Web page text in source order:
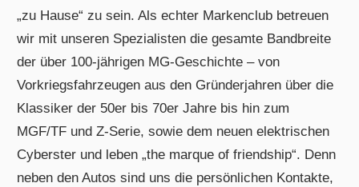
„zu Hause“ zu sein. Als echter Markenclub betreuen
wir mit unseren Spezialisten die gesamte Bandbreite
der über 100-jährigen MG-Geschichte – von
Vorkriegsfahrzeugen aus den Gründerjahren über die
Klassiker der 50er bis 70er Jahre bis hin zum
MGF/TF und Z-Serie, sowie dem neuen elektrischen
Cyberster und leben „the marque of friendship“. Denn
neben den Autos sind uns die persönlichen Kontakte,